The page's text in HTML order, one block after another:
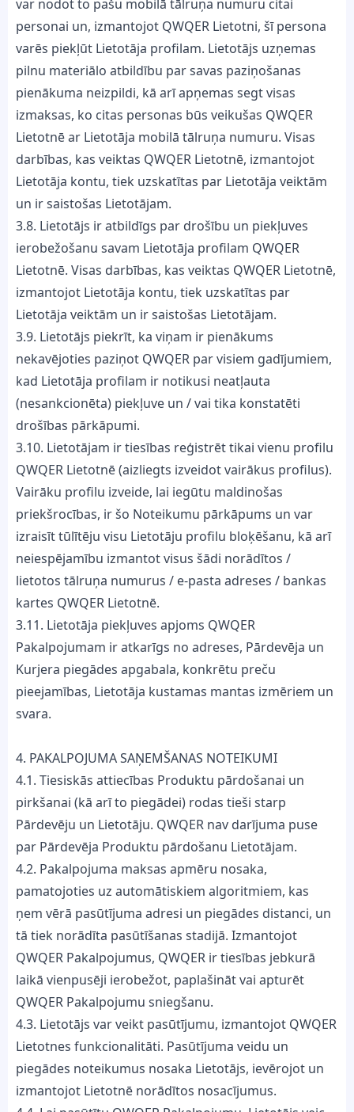
var nodot to pašu mobilā tālruņa numuru citai
personai un, izmantojot QWQER Lietotni, šī persona
varēs piekļūt Lietotāja profilam. Lietotājs uzņemas
pilnu materiālo atbildību par savas paziņošanas
pienākuma neizpildi, kā arī apņemas segt visas
izmaksas, ko citas personas būs veikušas QWQER
Lietotnē ar Lietotāja mobilā tālruņa numuru. Visas
darbības, kas veiktas QWQER Lietotnē, izmantojot
Lietotāja kontu, tiek uzskatītas par Lietotāja veiktām
un ir saistošas Lietotājam.
3.8. Lietotājs ir atbildīgs par drošību un piekļuves
ierobežošanu savam Lietotāja profilam QWQER
Lietotnē. Visas darbības, kas veiktas QWQER Lietotnē,
izmantojot Lietotāja kontu, tiek uzskatītas par
Lietotāja veiktām un ir saistošas Lietotājam.
3.9. Lietotājs piekrīt, ka viņam ir pienākums
nekavējoties paziņot QWQER par visiem gadījumiem,
kad Lietotāja profilam ir notikusi neatļauta
(nesankcionēta) piekļuve un / vai tika konstatēti
drošības pārkāpumi.
3.10. Lietotājam ir tiesības reģistrēt tikai vienu profilu
QWQER Lietotnē (aizliegts izveidot vairākus profilus).
Vairāku profilu izveide, lai iegūtu maldinošas
priekšrocības, ir šo Noteikumu pārkāpums un var
izraisīt tūlītēju visu Lietotāju profilu bloķēšanu, kā arī
neiespējamību izmantot visus šādi norādītos /
lietotos tālruņa numurus / e-pasta adreses / bankas
kartes QWQER Lietotnē.
3.11. Lietotāja piekļuves apjoms QWQER
Pakalpojumam ir atkarīgs no adreses, Pārdevēja un
Kurjera piegādes apgabala, konkrētu preču
pieejamības, Lietotāja kustamas mantas izmēriem un
svara.
4. PAKALPOJUMA SAŅEMŠANAS NOTEIKUMI
4.1. Tiesiskās attiecības Produktu pārdošanai un
pirkšanai (kā arī to piegādei) rodas tieši starp
Pārdevēju un Lietotāju. QWQER nav darījuma puse
par Pārdevēja Produktu pārdošanu Lietotājam.
4.2. Pakalpojuma maksas apmēru nosaka,
pamatojoties uz automātiskiem algoritmiem, kas
ņem vērā pasūtījuma adresi un piegādes distanci, un
tā tiek norādīta pasūtīšanas stadijā. Izmantojot
QWQER Pakalpojumus, QWQER ir tiesības jebkurā
laikā vienpusēji ierobežot, paplašināt vai apturēt
QWQER Pakalpojumu sniegšanu.
4.3. Lietotājs var veikt pasūtījumu, izmantojot QWQER
Lietotnes funkcionalitāti. Pasūtījuma veidu un
piegādes noteikumus nosaka Lietotājs, ievērojot un
izmantojot Lietotnē norādītos nosacījumus.